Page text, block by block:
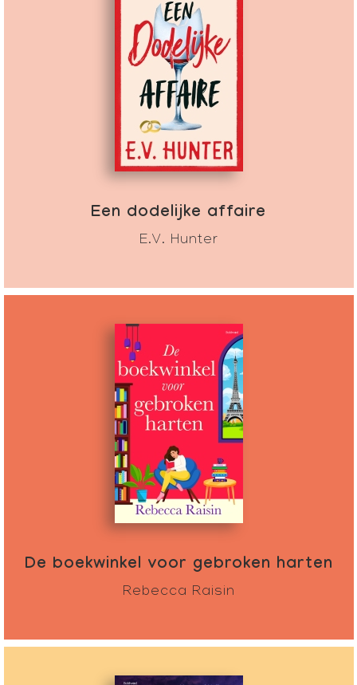
Een dodelijke affaire
E.V. Hunter
De boekwinkel voor gebroken harten
Rebecca Raisin